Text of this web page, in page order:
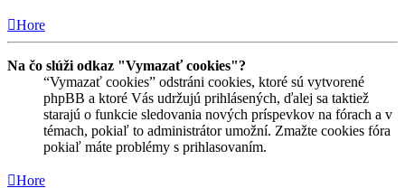
Hore
Na čo slúži odkaz "Vymazať cookies"?
“Vymazať cookies” odstráni cookies, ktoré sú vytvorené
phpBB a ktoré Vás udržujú prihlásených, ďalej sa taktiež
starajú o funkcie sledovania nových príspevkov na fórach a v
témach, pokiaľ to administrátor umožní. Zmažte cookies fóra
pokiaľ máte problémy s prihlasovaním.
Hore